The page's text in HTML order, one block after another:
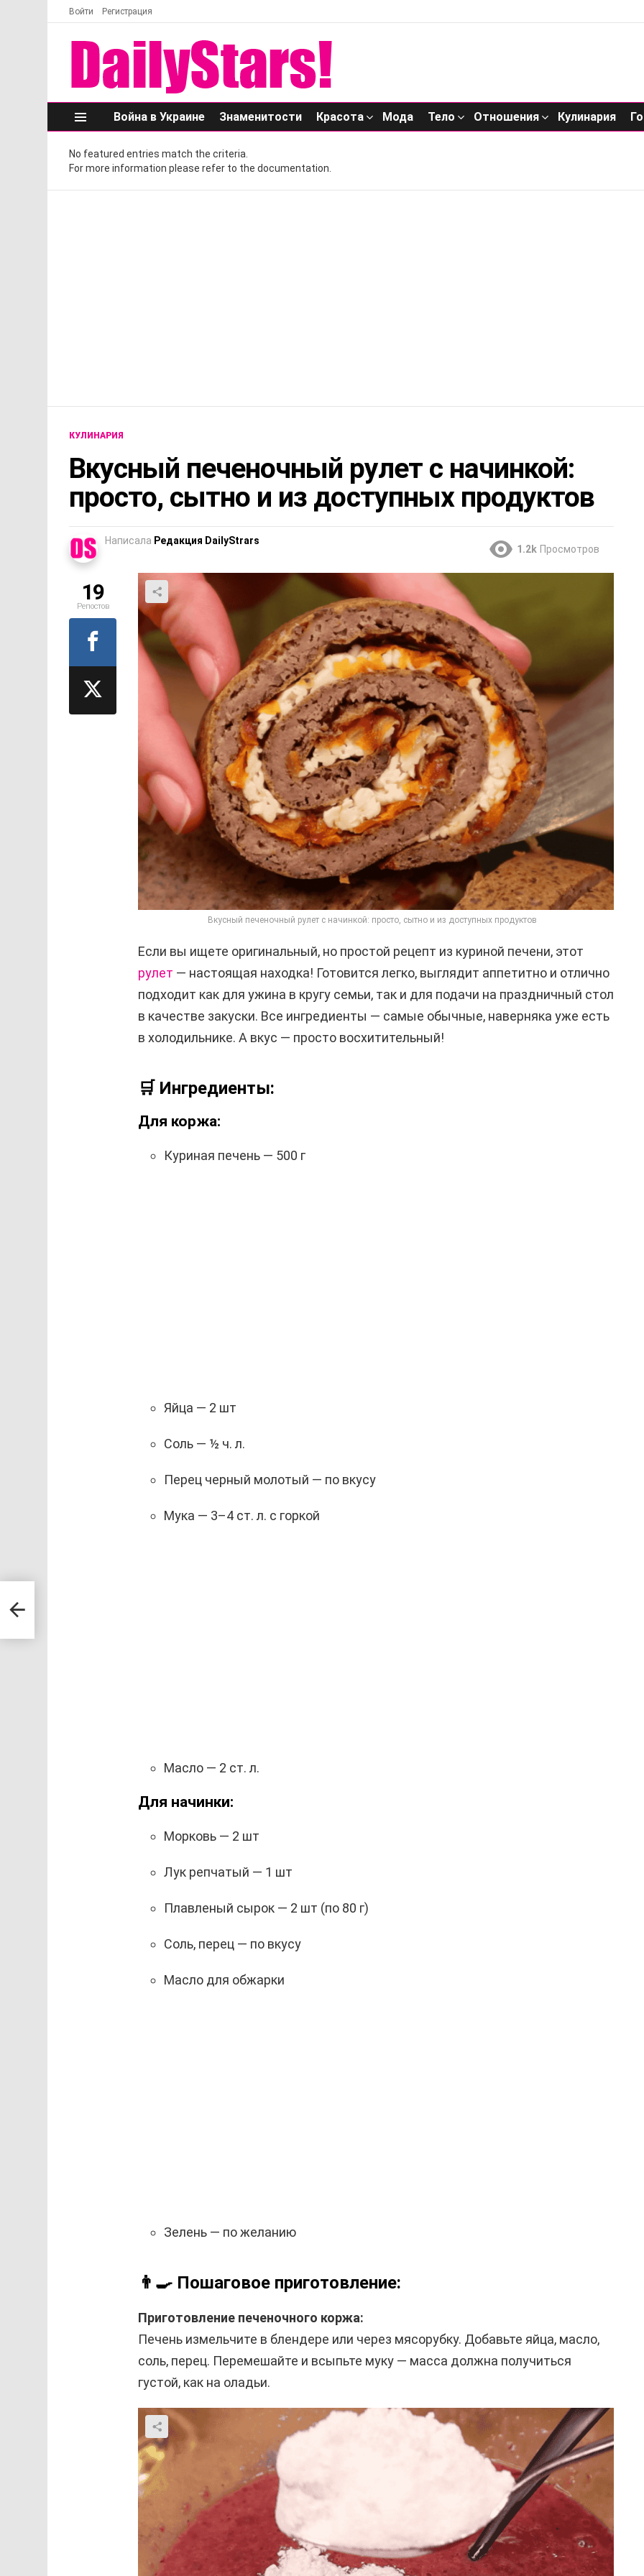
Войти Регистрация
Меню
Война в Украине Знаменитости Красота Мода Тело Отношения Кулинария
No featured entries match the criteria.
For more information please refer to the documentation.
КУЛИНАРИЯ
Вкусный печеночный рулет с начинкой:
просто, сытно и из доступных продуктов
Написала Редакция DailyStrars
1.2k Просмотров
Вкусный печеночный рулет с начинкой: просто, сытно и из доступных продуктов
Если вы ищете оригинальный, но простой рецепт из куриной печени, этот
рулет — настоящая находка! Готовится легко, выглядит аппетитно и отлично
подходит как для ужина в кругу семьи, так и для подачи на праздничный стол
в качестве закуски. Все ингредиенты — самые обычные, наверняка уже есть
в холодильнике. А вкус — просто восхитительный!
🛒 Ингредиенты:
Для коржа:
Куриная печень — 500 г
Яйца — 2 шт
Соль — ½ ч. л.
Перец черный молотый — по вкусу
Мука — 3–4 ст. л. с горкой
Масло — 2 ст. л.
Для начинки:
Морковь — 2 шт
Лук репчатый — 1 шт
Плавленый сырок — 2 шт (по 80 г)
Соль, перец — по вкусу
Масло для обжарки
Зелень — по желанию
👨‍🍳 Пошаговое приготовление:
Приготовление печеночного коржа:
Печень измельчите в блендере или через мясорубку. Добавьте яйца, масло,
соль, перец. Перемешайте и всыпьте муку — масса должна получиться
густой, как на оладьи.
19
Репостов